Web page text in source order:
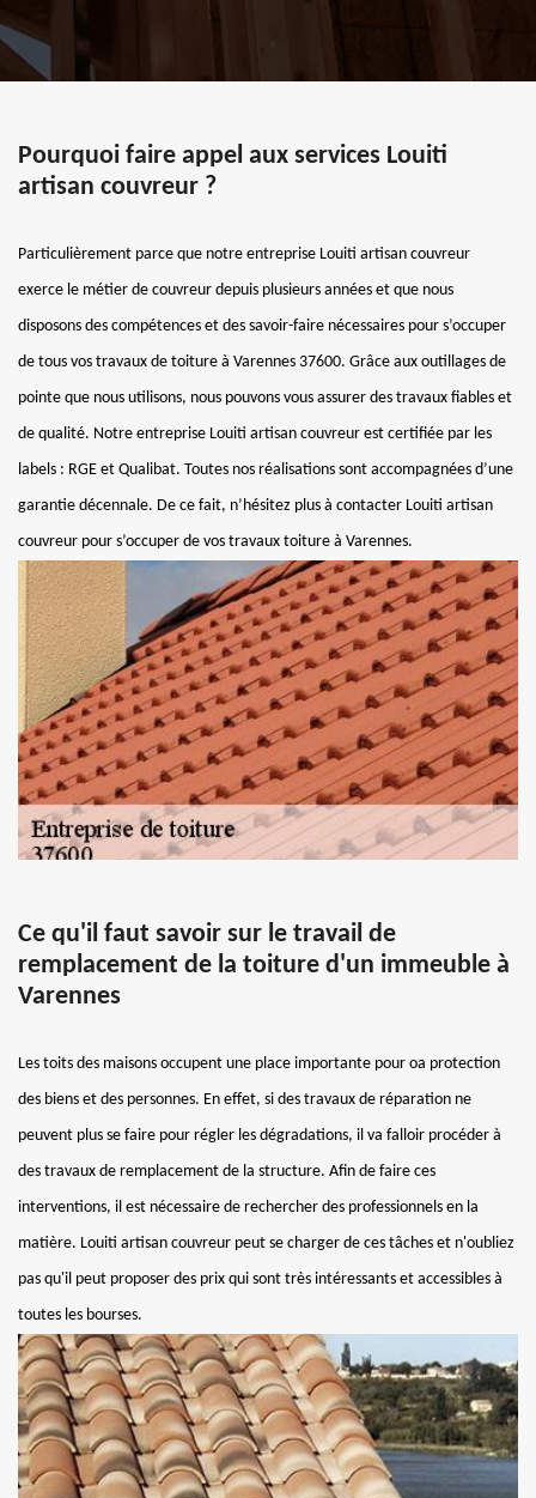
Pourquoi faire appel aux services Louiti
artisan couvreur ?
Particulièrement parce que notre entreprise Louiti artisan couvreur
exerce le métier de couvreur depuis plusieurs années et que nous
disposons des compétences et des savoir-faire nécessaires pour s’occuper
de tous vos travaux de toiture à Varennes 37600. Grâce aux outillages de
pointe que nous utilisons, nous pouvons vous assurer des travaux fiables et
de qualité. Notre entreprise Louiti artisan couvreur est certifiée par les
labels : RGE et Qualibat. Toutes nos réalisations sont accompagnées d’une
garantie décennale. De ce fait, n’hésitez plus à contacter Louiti artisan
couvreur pour s’occuper de vos travaux toiture à Varennes.
Ce qu'il faut savoir sur le travail de
remplacement de la toiture d'un immeuble à
Varennes
Les toits des maisons occupent une place importante pour oa protection
des biens et des personnes. En effet, si des travaux de réparation ne
peuvent plus se faire pour régler les dégradations, il va falloir procéder à
des travaux de remplacement de la structure. Afin de faire ces
interventions, il est nécessaire de rechercher des professionnels en la
matière. Louiti artisan couvreur peut se charger de ces tâches et n'oubliez
pas qu'il peut proposer des prix qui sont très intéressants et accessibles à
toutes les bourses.